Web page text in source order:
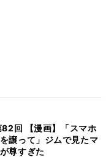
82回 【漫画】「スマホ
譲って」ジムで見たマ
尊すぎた